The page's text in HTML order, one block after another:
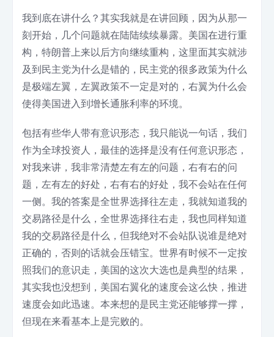
我到底在讲什么？其实我就是在讲回顾，因为从那一
刻开始，几个问题就在陆陆续续暴露。美国在进行重
构，特朗普上来以后方向继续重构，这里面其实就涉
及到民主党为什么是错的，民主党的很多政策为什么
是极端左翼，左翼政策不一定是对的，右翼为什么会
使得美国进入到增长通胀利率的环境。
包括有些华人带有意识形态，我只能说一句话，我们
作为全球投资人，最佳的选择是没有任何意识形态，
对我来讲，我非常清楚左有左的问题，右有右的问
题，左有左的好处，右有右的好处，我不会站在任何
一侧。我的答案是全世界选择往左走，我就知道我的
交易路径是什么，全世界选择往右走，我也同样知道
我的交易路径是什么，但我绝对不会站队说谁是绝对
正确的，否则的话就会压错宝。世界有时候不一定按
照我们的意识走，美国的这次大选也是典型的结果，
其实我也没想到，美国右翼化的速度会这么快，推进
速度会如此迅速。本来想的是民主党还能够撑一撑，
但现在来看基本上是完败的。